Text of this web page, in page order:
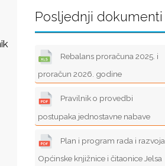
Posljednji dokumenti
Rebalans proračuna 2025. i
proračun 2026. godine
Pravilnik o provedbi
postupaka jednostavne nabave
Plan i program rada i razvoja
Općinske knjižnice i čitaonice Jelsa